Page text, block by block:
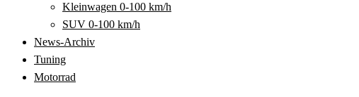
Kleinwagen 0-100 km/h
SUV 0-100 km/h
News-Archiv
Tuning
Motorrad